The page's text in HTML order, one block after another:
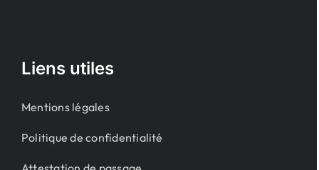
Liens utiles
Mentions légales
Politique de confidentialité